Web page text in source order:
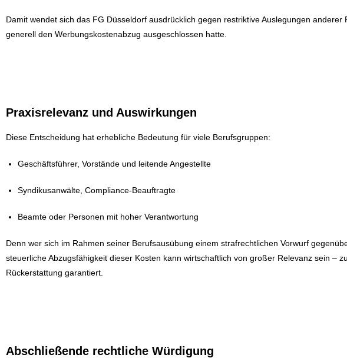
Damit wendet sich das FG Düsseldorf ausdrücklich gegen restriktive Auslegungen
generell den Werbungskostenabzug ausgeschlossen hatte.
Praxisrelevanz und Auswirkungen
Diese Entscheidung hat erhebliche Bedeutung für viele Berufsgruppen:
Geschäftsführer, Vorstände und leitende Angestellte
Syndikusanwälte, Compliance-Beauftragte
Beamte oder Personen mit hoher Verantwortung
Denn wer sich im Rahmen seiner Berufsausübung einem strafrechtlichen Vorwurf
steuerliche Abzugsfähigkeit dieser Kosten kann wirtschaftlich von großer Relevanz sein –
Rückerstattung garantiert.
Abschließende rechtliche Würdigung